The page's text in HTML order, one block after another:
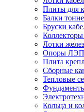
Плиты для
Балки
Бруски
Лотки
Опоры ЛЭП
Плита
Сборные
Тепловые
Кольца и